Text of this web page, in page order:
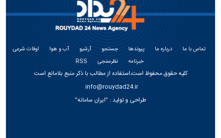
تماس با ما درباره ما پیوندها جستجو آرشیو آب و هوا
اوقات شرعی
خبرنامه
نظرسنجی RSS
کلیه حقوق محفوظ است،استفاده از مطالب با ذکر منبع بلامانع است
info@rouydad24.ir
طراحی و تولید : "ایران سامانه"